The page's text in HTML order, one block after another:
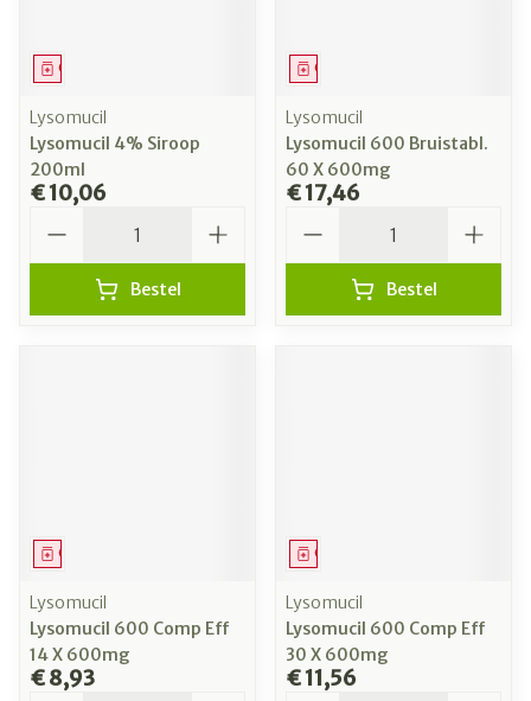
Geneesmiddel
Lysomucil
Lysomucil 4% Siroop
200ml
€ 10,06
Bestel
Geneesmiddel
Lysomucil
Lysomucil 600 Bruistabl.
60 X 600mg
€ 17,46
Bestel
Geneesmiddel
Lysomucil
Lysomucil 600 Comp Eff
14 X 600mg
€ 8,93
Geneesmiddel
Lysomucil
Lysomucil 600 Comp Eff
30 X 600mg
€ 11,56